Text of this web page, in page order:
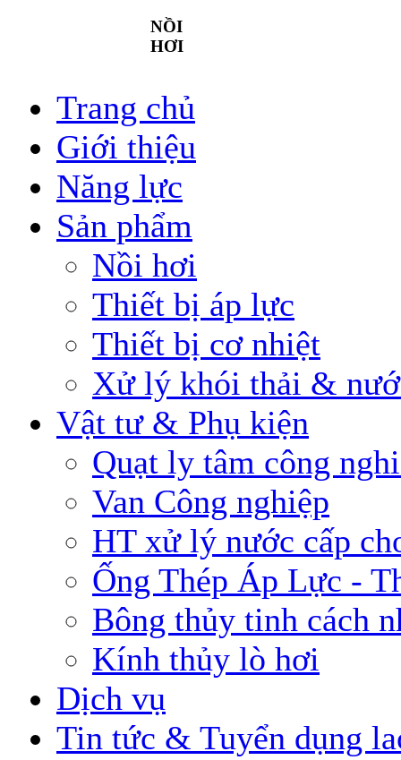
Trang chủ
Giới thiệu
Năng lực
Sản phẩm
Nồi hơi
Thiết bị áp lực
Thiết bị cơ nhiệt
Xử lý khói thải &
Vật tư & Phụ kiện
Quạt ly tâm công
Van Công nghiệp
HT xử lý nước cấp
Ống Thép Áp Lực -
Bông thủy tinh cách
Kính thủy lò hơi
Dịch vụ
Tin tức & Tuyển dụng
NỒI
HƠI